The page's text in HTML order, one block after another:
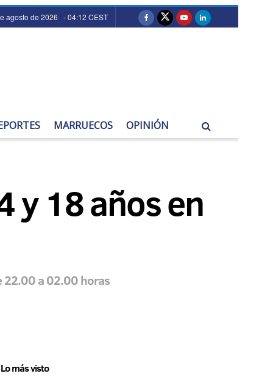
agosto de 2026 - 04:12 CEST
MARRUECOS OPINIÓN
y 18 años en
22.00 a 02.00 horas
Lo más visto